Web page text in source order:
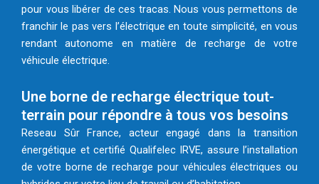
pour vous libérer de ces tracas. Nous vous permettons de
franchir le pas vers l’électrique en toute simplicité, en vous
rendant autonome en matière de recharge de votre
véhicule électrique.
Une borne de recharge électrique tout-
terrain pour répondre à tous vos besoins
Reseau Sûr France, acteur engagé dans la transition
énergétique et certifié Qualifelec IRVE, assure l’installation
de votre borne de recharge pour véhicules électriques ou